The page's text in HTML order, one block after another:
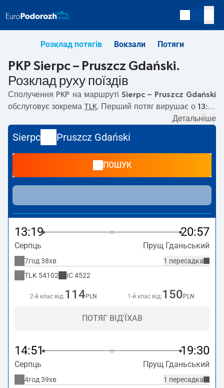
Розклад потягів Вокзали Потяги
PKP Sierpc – Pruszcz Gdański.
Розклад руху поїздів
Сполучення PKP на маршруті Sierpc – Pruszcz Gdański
обслуговує зокрема TLK . Перший потяг вирушає о 13:19
курсують також інші потяги:— пропонують нижчу ціну
квитка і зазвичай довший час подорожі. Потяг завершує
маршрут на станції Pruszcz Gdański.
Детальніше
Sierpc Pruszcz Gdański
ПОШУК
13:19 20:57
Серпць Прущ Гданьський
1 пересадка
7год 38хв
TLK 54102 IC4522
2-й клас від: 114 PLN 1-й клас від: 150 PLN
ПОТЯГ ВІД'ЇХАВ
14:51 19:30
Серпць Прущ Гданьський
1 пересадка
4год 39хв